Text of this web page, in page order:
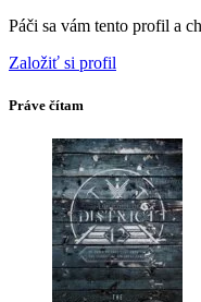
Páči sa vám tento profil a
Založiť si profil
Práve čítam